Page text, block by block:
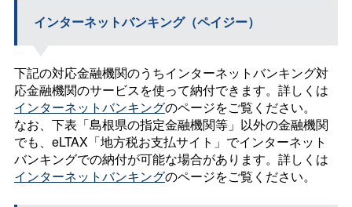
インターネットバンキング（ペイジー）
下記の対応金融機関のうちインターネットバンキング対
応金融機関のサービスを使って納付できます。詳しくは
インターネットバンキングのページをご覧ください。
なお、下表「島根県の指定金融機関等」以外の金融機関
でも、eLTAX「地方税お支払サイト」でインターネット
バンキングでの納付が可能な場合があります。詳しくは
インターネットバンキングのページをご覧ください。